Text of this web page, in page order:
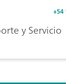
+54
y Servicio